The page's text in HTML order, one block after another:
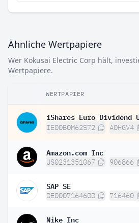
Ähnliche Wertpapiere
Wer Kokusai Electric Corp hält,
Wertpapiere.
WERTPAPIER
iShares Euro Dividend
IE00B0M62S72 A0HGV4
Amazon.com Inc
US0231351067 906866
SAP SE
DE0007164600 716460
Nike Inc